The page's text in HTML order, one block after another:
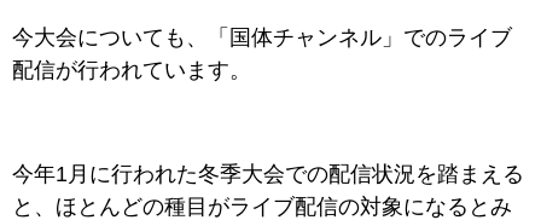
今大会についても、「国体チャンネル」でのライブ
配信が行われています。
今年1月に行われた冬季大会での配信状況を踏まえる
と、ほとんどの種目がライブ配信の対象になるとみ